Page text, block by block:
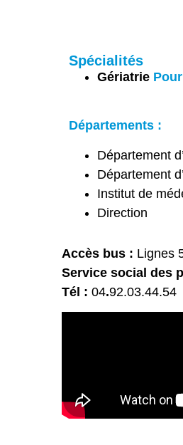
Spécialités
Gériatrie
Départements :
Département
Département
Institut de
Direction
Accès bus : Lignes
Service social des
Tél : 04.92.03.44.54